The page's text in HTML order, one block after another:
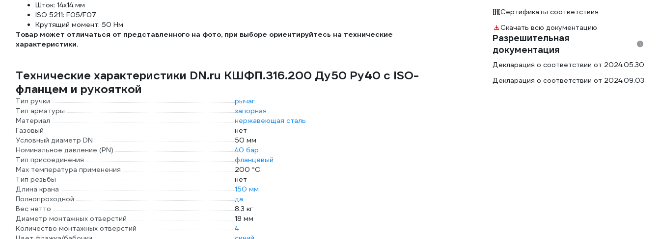
Шток: 14х14 мм
ISO 5211: F05/F07
Крутящий момент: 50 Нм
Товар может отличаться от представленного на фото, при выборе ориентируйтесь на технические
характеристики.
Технические характеристики DN.ru КШФП.316.200 Ду50 Ру40 с ISO-
фланцем и рукояткой
Тип ручки
рычаг
Тип арматуры
запорная
Материал
нержавеющая сталь
Газовый
нет
Условный диаметр DN
50 мм
Номинальное давление (PN)
40 бар
Тип присоединения
фланцевый
Max температура применения
200 °С
Тип резьбы
нет
Длина крана
150 мм
Полнопроходной
да
Вес нетто
8.3 кг
Диаметр монтажных отверстий
18 мм
Количество монтажных отверстий
4
Сертификаты соответствия
Скачать всю документацию
Разрешительная
документация
Декларация о соответствии от 2024.05.30
Декларация о соответствии от 2024.09.03